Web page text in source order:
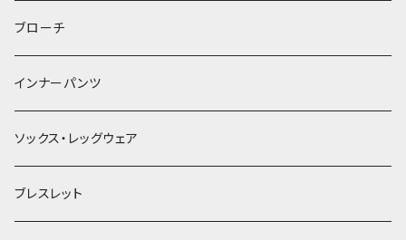
ヘアゴム
簪
ブローチ
インナーパンツ
ソックス・レッグウェア
ブレスレット